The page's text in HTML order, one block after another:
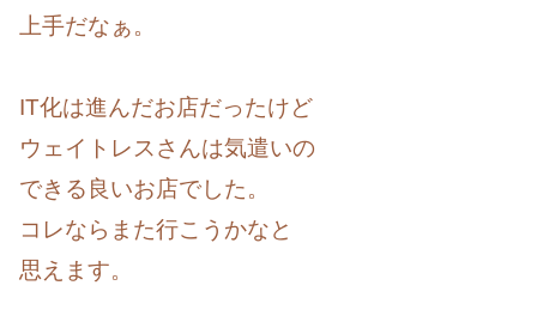
上手だなぁ。
IT化は進んだお店だったけど
ウェイトレスさんは気遣いの
できる良いお店でした。
コレならまた行こうかなと
思えます。